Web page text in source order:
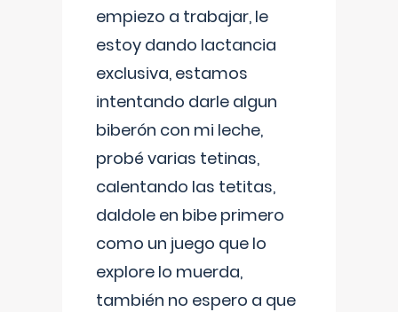
empiezo a trabajar, le
estoy dando lactancia
exclusiva, estamos
intentando darle algun
biberón con mi leche,
probé varias tetinas,
calentando las tetitas,
daldole en bibe primero
como un juego que lo
explore lo muerda,
también no espero a que